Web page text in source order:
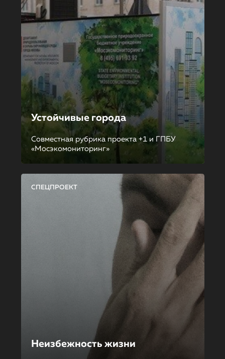
Устойчивые города
Совместная рубрика проекта +1 и ГПБУ
«Мосэкомониторинг»
СПЕЦПРОЕКТ
Неизбежность жизни